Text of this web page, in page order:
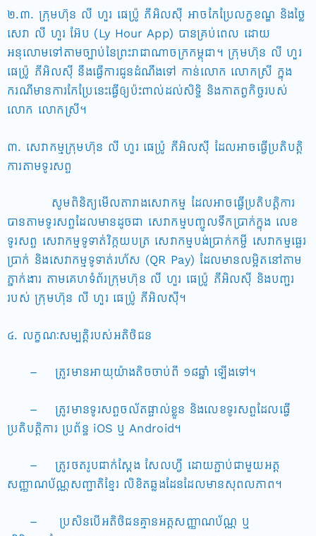
២.៣. ក្រុមហ៊ុន លី ហួរ ផេប្រ៉ូ ភីអិលស៊ី អាចកែប្រែលក្ខខណ្ឌ និងថ្លៃ
សេវា លី ហួរ អ៊ែប (Ly Hour App) បានគ្រប់ពេល ដោយ
អនុលោមទៅតាមច្បាប់នៃព្រះរាជាណាចក្រកម្ពុជា។ ក្រុមហ៊ុន លី ហួរ
ផេប្រ៉ូ ភីអិលស៊ី នឹងធ្វើការជូនដំណឹងទៅ កាន់លោក លោកស្រី ក្នុង
ករណីមានការកែប្រែនេះធ្វើឲ្យប៉ះពាល់ដល់សិទ្ធិ និងកាតព្វកិច្ចរបស់
លោក លោកស្រី។
៣. សេវាកម្មក្រុមហ៊ុន លី ហួរ ផេប្រ៉ូ ភីអិលស៊ី ដែលអាចធ្វើប្រតិបត្តិ
ការតាមទូរសព្ទ
សូមពិនិត្យមើលតារាងសេវាកម្ម ដែលអាចធ្វើប្រតិបត្តិការ
បានតាមទូរសព្ទដែលមានដូចជា សេវាកម្មបញ្ចូលទឹកប្រាក់ក្នុង លេខ
ទូរសព្ទ សេវាកម្មទូទាត់វិក្កយបត្រ សេវាកម្មបង់ប្រាក់កម្ចី សេវាកម្មផ្ទេរ
ប្រាក់ និងសេវាកម្មទូទាត់រហ័ស (QR Pay) ដែលមានលម្អិតនៅតាម
ភ្នាក់ងារ តាមគេហទំព័រក្រុមហ៊ុន លី ហួរ ផេប្រ៉ូ ភីអិលស៊ី និងបញ្ជរ
របស់ ក្រុមហ៊ុន លី ហួរ ផេប្រ៉ូ ភីអិលស៊ី។
៤. លក្ខណៈសម្បត្តិរបស់អតិថិជន
– ត្រូវមានអាយុយ៉ាងតិចចាប់ពី ១៨ឆ្នាំ ឡើងទៅ។
– ត្រូវមានទូរសព្ទចល័តផ្ទាល់ខ្លួន និងលេខទូរសព្ទដែលធ្វើ
ប្រតិបត្តិការ ប្រព័ន្ធ iOS ឬ Android។
– ត្រូវថតរូបជាក់ស្តែង សែលហ្វី ដោយភ្ជាប់ជាមួយអត្ត
សញ្ញាណប័ណ្ណសញ្ជាតិខ្មែរ លិខិតឆ្លងដែនដែលមានសុពលភាព។
– ប្រសិនបើអតិថិជនគ្មានអត្តសញ្ញាណប័ណ្ណ ឬ